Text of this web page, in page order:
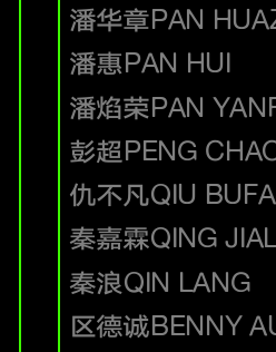
潘华章PAN
潘惠PAN HUI
潘焰荣PAN
彭超PENG
仇不凡QIU
秦嘉霖QING
秦浪QIN LANG
区德诚BENNY